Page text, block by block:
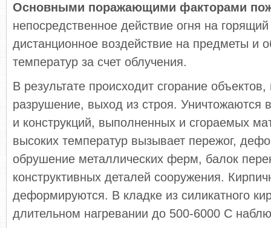
Основными поражающими факторами
непосредственное действие огня на
дистанционное воздействие на предметы и
температур за счет облучения.
В результате происходит сгорание
разрушение, выход из строя. Уничтожаются
и конструкций, выполненных и сгораемых
высоких температур вызывает пережог,
обрушение металлических ферм, балок
конструктивных деталей сооружения.
деформируются. В кладке из силикатного
длительном нагревании до 500-6000 С